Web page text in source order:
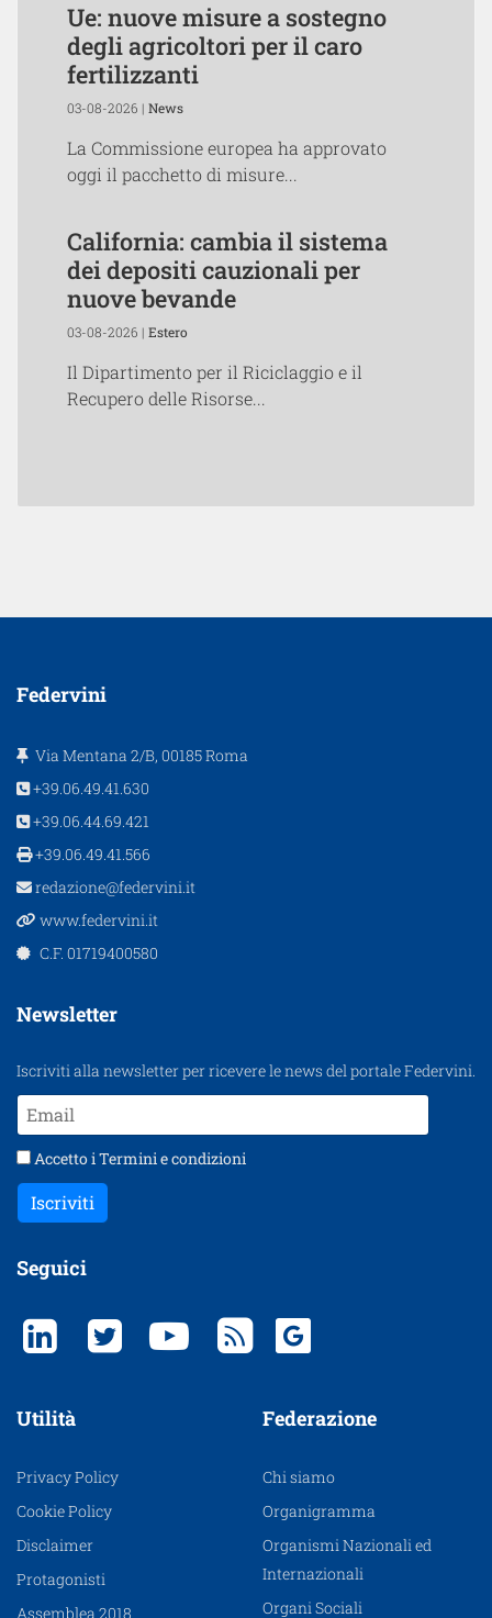
Ue: nuove misure a sostegno
degli agricoltori per il caro
fertilizzanti
03-08-2026 | News
La Commissione europea ha approvato
oggi il pacchetto di misure...
California: cambia il sistema
dei depositi cauzionali per
nuove bevande
03-08-2026 | Estero
Il Dipartimento per il Riciclaggio e il
Recupero delle Risorse...
Federvini
Via Mentana 2/B, 00185 Roma
+39.06.49.41.630
+39.06.44.69.421
+39.06.49.41.566
redazione@federvini.it
www.federvini.it
C.F. 01719400580
Newsletter
Iscriviti alla newsletter per ricevere le news del portale Federvini.
Accetto iTermini e condizioni
Iscriviti
Seguici
Utilità
Privacy Policy
Cookie Policy
Disclaimer
Protagonisti
Assemblea 2018
Federazione
Chi siamo
Organigramma
Organismi Nazionali ed
Internazionali
Organi Sociali